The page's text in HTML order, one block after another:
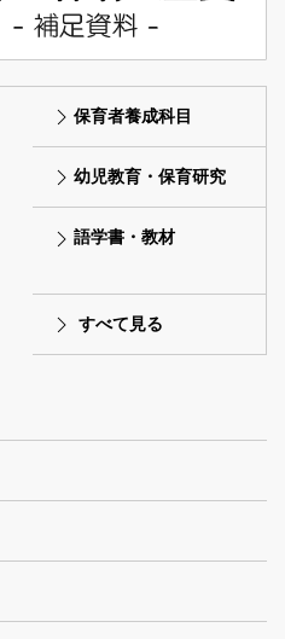
保育者養成科目
幼児教育・保育研究
語学書・教材
すべて見る